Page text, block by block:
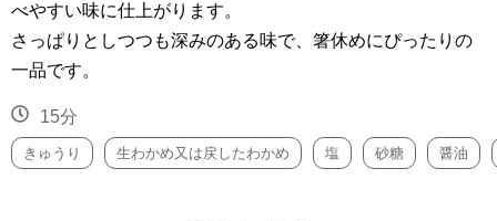
べやすい味に仕上がります。
さっぱりとしつつも深みのある味で、箸休めにぴったりの
一品です。
15分
きゅうり 生わかめ又は戻したわかめ 塩 砂糖 醤油